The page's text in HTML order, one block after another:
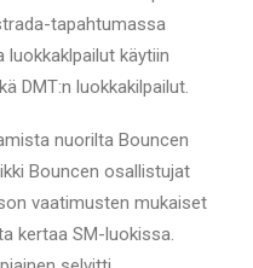
tapahtumassa
luokkaklpailut käytiin
DMT:n luokkakilpailut.
nuorilta Bouncen
Bouncen osallistujat
vaatimusten mukaiset
kertaa SM-luokissa.